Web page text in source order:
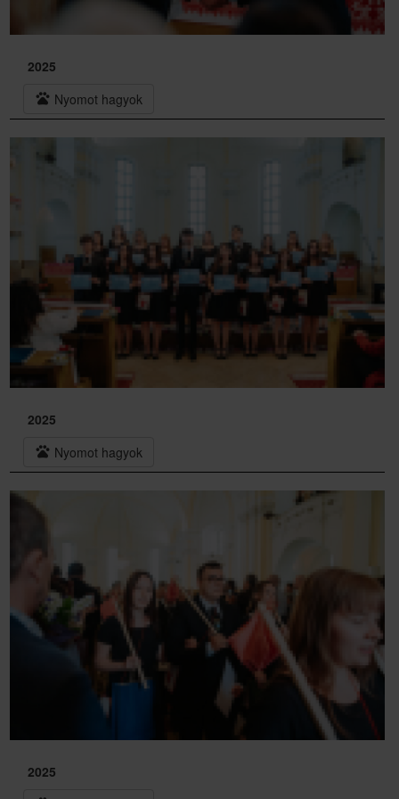
2025
pets Nyomot hagyok
2025
pets Nyomot hagyok
2025